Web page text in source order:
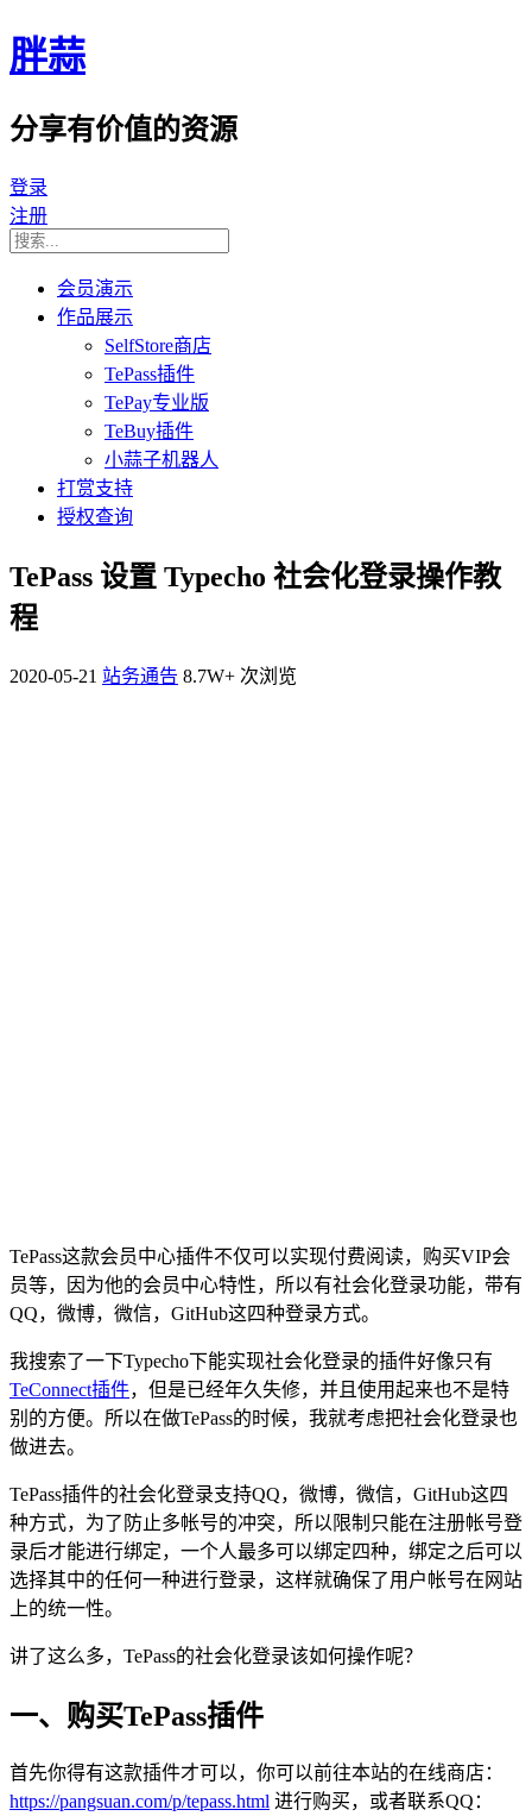
胖蒜
分享有价值的资源
登录
注册
会员演示
作品展示
SelfStore商店
TePass插件
TePay专业版
TeBuy插件
小蒜子机器人
打赏支持
授权查询
TePass 设置 Typecho 社会化登录操作教
程
2020-05-21 站务通告 8.7W+ 次浏览
TePass这款会员中心插件不仅可以实现付费阅读，购买VIP会
员等，因为他的会员中心特性，所以有社会化登录功能，带有
QQ，微博，微信，GitHub这四种登录方式。
我搜索了一下Typecho下能实现社会化登录的插件好像只有
TeConnect插件，但是已经年久失修，并且使用起来也不是特
别的方便。所以在做TePass的时候，我就考虑把社会化登录也
做进去。
TePass插件的社会化登录支持QQ，微博，微信，GitHub这四
种方式，为了防止多帐号的冲突，所以限制只能在注册帐号登
录后才能进行绑定，一个人最多可以绑定四种，绑定之后可以
选择其中的任何一种进行登录，这样就确保了用户帐号在网站
上的统一性。
讲了这么多，TePass的社会化登录该如何操作呢？
一、购买TePass插件
首先你得有这款插件才可以，你可以前往本站的在线商店：
https://pangsuan.com/p/tepass.html 进行购买，或者联系QQ：